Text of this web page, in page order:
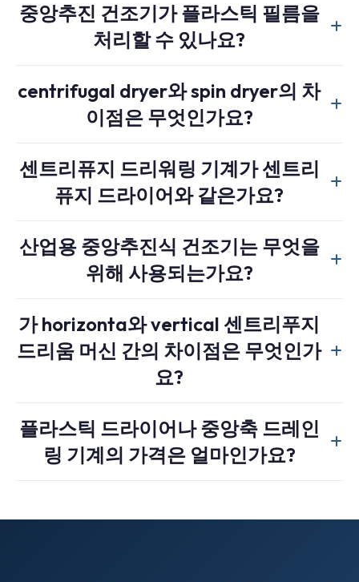
90 kW motor. This is significantly less energy per kg of
water removed compared to thermal drying, because
Combining centrifugal dewatering with a 열 건조기
minimizes total energy consumption — see ourcentrifugal
vs. air drying energy comparisonfor the calculations.
중앙추진 건조기가 플라스틱 필름을
처리할 수 있나요?
HDPE, PP). For plastic film, a필름 압착기is recommended
instead, as it simultaneously removes water and densifies
centrifugal dryer in sequence for maximum dewatering.
centrifugal dryer와 spin dryer의 차
이점은 무엇인가요?
dryer,” and “centrifugal dewatering machine” all refer to
the same type of equipment. The machine uses a high-
water from washed plastic flakes through centrifugal force.
센트리퓨지 드리워링 기계가 센트리
퓨지 드라이어와 같은가요?
equipment buyers use both terms interchangeably.
“Centrifugal dewatering machine” emphasizes the
emphasizes the moisture-reduction outcome.
Manufacturers also market them as plastic dryers, plastic
dewatering machines, or spin dryers depending on the
target market. The mechanical principle — high-speed rotor
산업용 중앙추진식 건조기는 무엇을
위해 사용되는가요?
lines to remove surface water from washed flakes before
thermal drying or extrusion. Typical placement is after a
friction washer or float-sink tank and before a hot-air dryer
reduces moisture from 30–40% (after washing) to 2–5%
(ready for thermal finishing or direct extrusion of HDPE/PP,
가 horizonta와 vertical 센트리푸지
드리움 머신 간의 차이점은 무엇인가
요?
vertical rotor shaft and is more compact, suited for limited
floor space and lower-capacity lines (400–800 kg/h). A
better for higher capacities (1,000–3,000+ kg/h) and
플라스틱 드라이어나 중앙축 드레인
링 기계의 가격은 얼마인가요?